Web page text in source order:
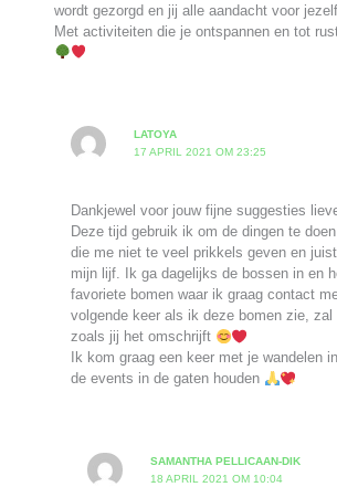
wordt gezorgd en jij alle aandacht voor
Met activiteiten die je ontspannen en tot
LATOYA
17 APRIL 2021 OM 23:25
Dankjewel voor jouw fijne suggesties
Deze tijd gebruik ik om de dingen te
die me niet te veel prikkels geven en
mijn lijf. Ik ga dagelijks de bossen in en
favoriete bomen waar ik graag contact
volgende keer als ik deze bomen zie,
zoals jij het omschrijft
Ik kom graag een keer met je wandelen
de events in de gaten houden
SAMANTHA PELLICAAN-DIK
18 APRIL 2021 OM 10:04